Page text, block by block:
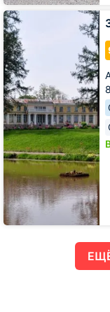
Загородный
отель
Марьино